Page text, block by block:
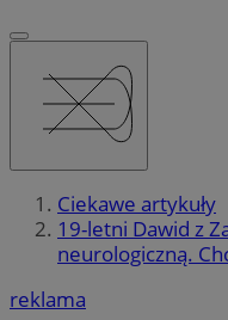
Ciekawe artykuły
19-letni Dawid z
neurologiczną.
reklama